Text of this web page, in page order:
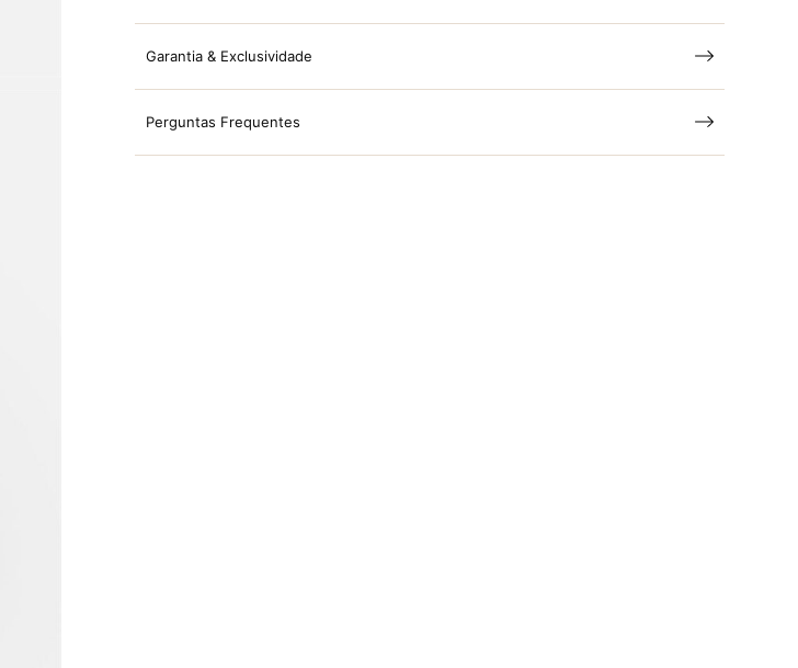
Garantia & Exclusividade
Perguntas Frequentes